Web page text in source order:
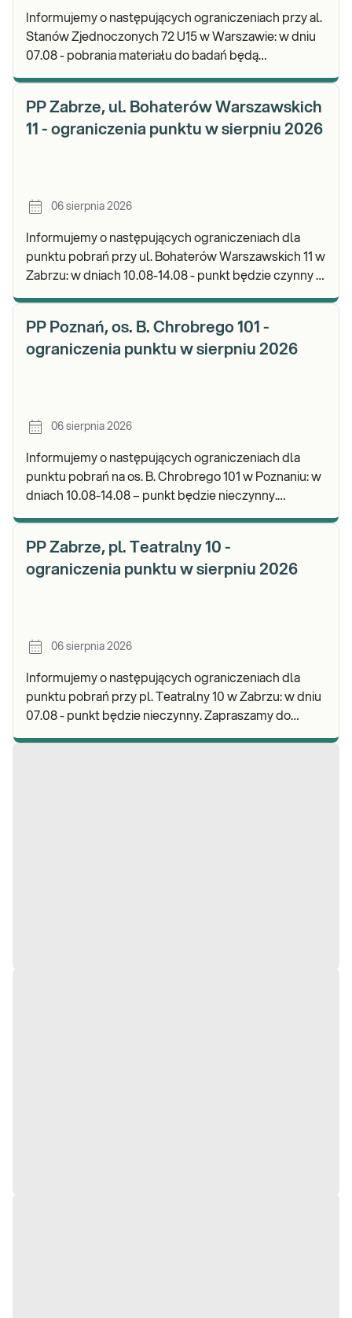
Informujemy o następujących ograniczeniach przy al.
Stanów Zjednoczonych 72 U15 w Warszawie: w dniu
07.08 - pobrania materiału do badań będą
PP Zabrze, ul. Bohaterów Warszawskich
11 - ograniczenia punktu w sierpniu 2026
06 sierpnia 2026
Informujemy o następujących ograniczeniach dla
punktu pobrań przy ul. Bohaterów Warszawskich 11 w
Zabrzu: w dniach 10.08-14.08 - punkt będzie czynny w
PP Poznań, os. B. Chrobrego 101 -
ograniczenia punktu w sierpniu 2026
06 sierpnia 2026
Informujemy o następujących ograniczeniach dla
punktu pobrań na os. B. Chrobrego 101 w Poznaniu: w
dniach 10.08-14.08 – punkt będzie nieczynny.
PP Zabrze, pl. Teatralny 10 -
ograniczenia punktu w sierpniu 2026
06 sierpnia 2026
Informujemy o następujących ograniczeniach dla
punktu pobrań przy pl. Teatralny 10 w Zabrzu: w dniu
07.08 - punkt będzie nieczynny. Zapraszamy do